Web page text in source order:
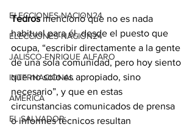
ELECCIONES-NACION24
ELECCIONES-NACION24
JALISCO-ENRIQUE ALFARO
INTERNACIONAL
AMÉRICA
EL SALVADOR
Tedros mencionó que no es nada
habitual para él, desde el puesto que
ocupa, “escribir directamente a la gente
de una sola comunidad, pero hoy siento
que no solo es apropiado, sino
necesario”, y que en estas
circunstancias comunicados de prensa
o informes técnicos resultan